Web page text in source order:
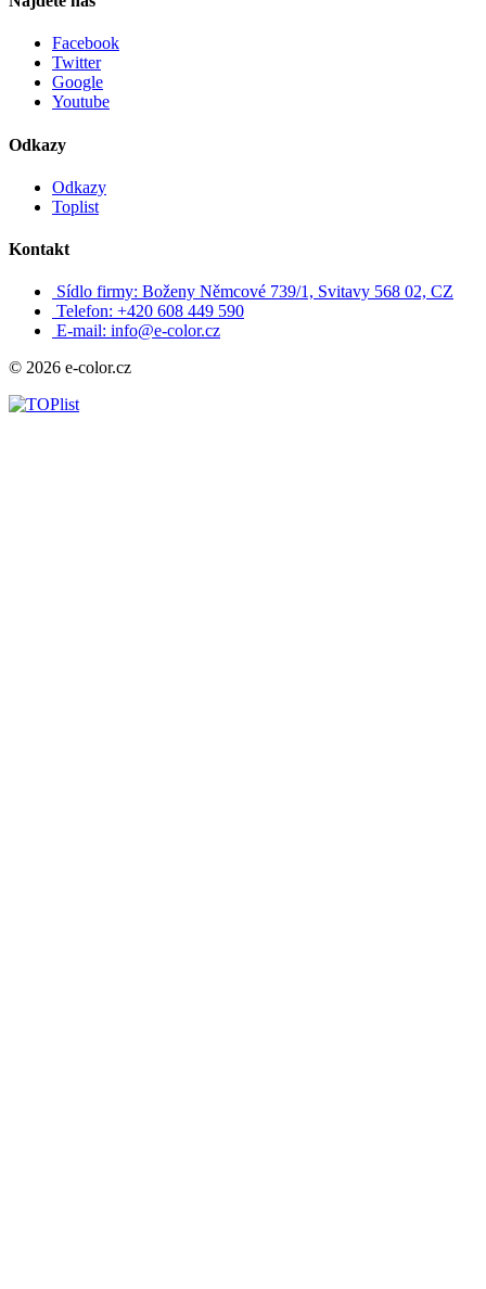
Facebook
Twitter
Google
Youtube
Odkazy
Odkazy
Toplist
Kontakt
Sídlo firmy: Boženy Němcové 739/1, Svitavy 568 02, CZ
Telefon: +420 608 449 590
E-mail: info@e-color.cz
© 2026 e-color.cz